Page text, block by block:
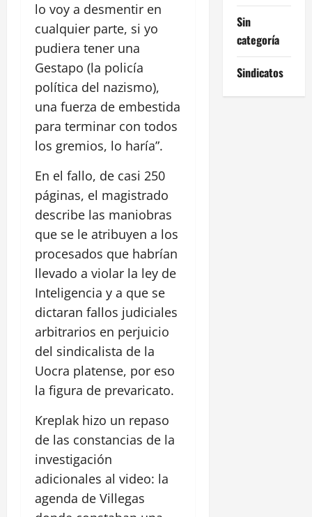
lo voy a desmentir en
cualquier parte, si yo
pudiera tener una
Gestapo (la policía
política del nazismo),
una fuerza de embestida
para terminar con todos
los gremios, lo haría”.
En el fallo, de casi 250
páginas, el magistrado
describe las maniobras
que se le atribuyen a los
procesados que habrían
llevado a violar la ley de
Inteligencia y a que se
dictaran fallos judiciales
arbitrarios en perjuicio
del sindicalista de la
Uocra platense, por eso
la figura de prevaricato.
Kreplak hizo un repaso
de las constancias de la
investigación
adicionales al video: la
agenda de Villegas
Sin
categoría
Sindicatos